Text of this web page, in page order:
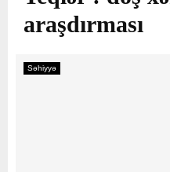
araşdırması
Səhiyyə